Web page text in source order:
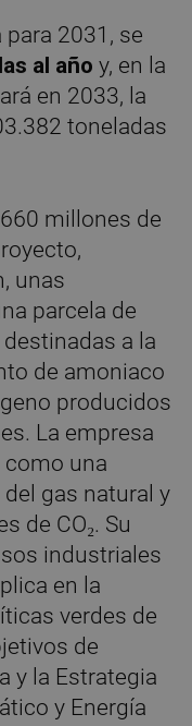
2031, se
al añoy, en la
en 2033, la
toneladas
millones de
unas
parcela de
destinadas a la
de amoniaco
producidos
La empresa
como una
gas natural y
de CO₂. Su
industriales
en la
verdes de
de
y la Estrategia
y Energía